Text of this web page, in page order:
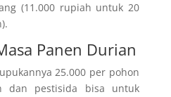
(11.000 rupiah untuk 20
Panen Durian
25.000 per pohon
dan pestisida bisa untuk